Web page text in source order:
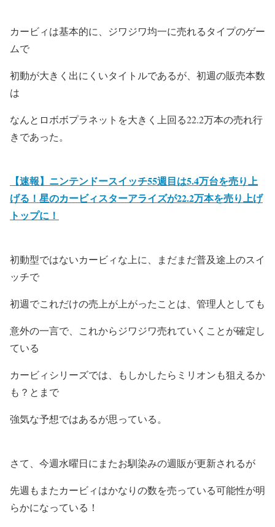
カービィは基本的に、ジワジワ均一に売れるタイプのゲー
ムで
初動が大きく出にくいタイトルであるが、初週の販売本数
は
なんとロボボプラネットを大きく上回る22.2万本の売れ行
きであった。
【速報】ニンテンドースイッチ55週目は5.4万台を売り上
げる！星のカービィスターアライズが22.2万本を売り上げ
トップに！
初動型ではないカービィな上に、まだまだ普及途上のスイ
ッチで
初週でこれだけの売上が上がったことは、管理人としても
意外の一言で、これからジワジワ売れていくことが確定し
ている
カービィシリーズでは、もしかしたらミリオンも狙えるか
も？とまで
強気な予想ではあるが思っている。
さて、今週水曜日にまたお馴染みの週販が更新されるが
先週もまたカービィはかなりの数を売っている可能性が明
らかになっている！